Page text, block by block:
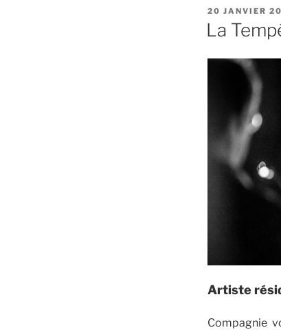
PUBLIÉ
LE
20 JANVIER
La
Artiste
Compagnie